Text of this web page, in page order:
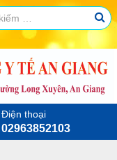
Điện thoại
02963852103